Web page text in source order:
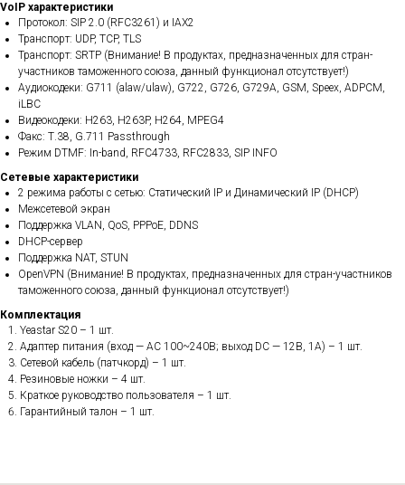
VoIP характеристики
Протокол: SIP 2.0 (RFC3261) и IAX2
Транспорт: UDP, TCP, TLS
Транспорт: SRTP (Внимание! В продуктах, предназначенных для стран-
участников таможенного союза, данный функционал отсутствует!)
Аудиокодеки: G711 (alaw/ulaw), G722, G726, G729A, GSM, Speex, ADPCM,
iLBC
Видеокодеки: H263, H263P, H264, MPEG4
Факс: Т.38, G.711 Passthrough
Режим DTMF: In-band, RFC4733, RFC2833, SIP INFO
Сетевые характеристики
2 режима работы с сетью: Статический IP и Динамический IP (DHCP)
Межсетевой экран
Поддержка VLAN, QoS, PPPoE, DDNS
DHCP-сервер
Поддержка NAT, STUN
OpenVPN (Внимание! В продуктах, предназначенных для стран-участников
таможенного союза, данный функционал отсутствует!)
Комплектация
Yeastar S20 – 1 шт.
Адаптер питания (вход — АС 100~240В; выход DC — 12В, 1А) – 1 шт.
Сетевой кабель (патчкорд) – 1 шт.
Резиновые ножки – 4 шт.
Краткое руководство пользователя – 1 шт.
Гарантийный талон – 1 шт.